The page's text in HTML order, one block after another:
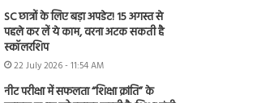
SC छात्रों के लिए बड़ा अपडेट! 15 अगस्त से
पहले कर लें ये काम, वरना अटक सकती है
स्कॉलरशिप
22 July 2026 - 11:54 AM
नीट परीक्षा में सफलता “शिक्षा क्रांति” के